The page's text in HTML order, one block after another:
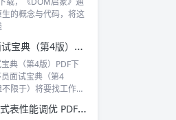
的概念与代码，将这
Java程序员面试宝典（第4版）PDF下载
典（第4版）PDF下
面试宝典（第4
限于）将要找工作的
者阅读。
CSS重构：样式表性能调优 PDF下载